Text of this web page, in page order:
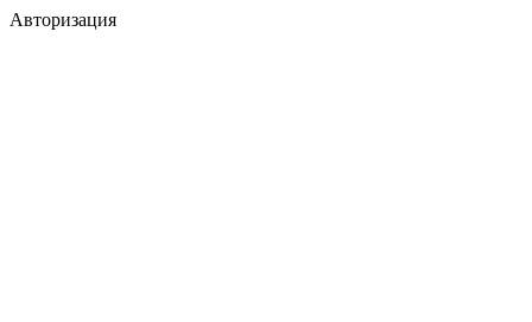
Авторизация